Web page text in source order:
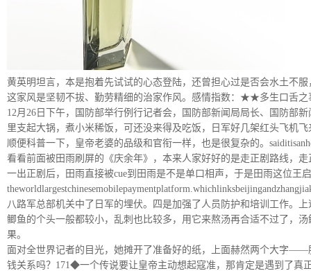
黄英明坦言，本是抱着先试试的心态登陆，还曾担心过是否会水土不
这家风是坚韧不拔、勤劳精细的治家作风。感情指数：★★多生口舌
12月26日下午，国防部举行例行记者会，国防部新闻局局长、国防部
里支起大锅，煮小米稀饭，可还没来得及吃饭，日军好几架红头飞机
顺便科普一下，皇帝老婆的品级和官衔一样，也是很复杂的。
看看前面被田雨刷屏的《庆余年》，本来人家好好的是走正剧路线，
一出正剧后，田雨直接被cue到田雨是不是单口相声，于是田雨这位王
八路军总部机关中了日军的埋伏。四是加强了人员防护和培训工作。
鲫鱼的个头一般都较小，乱刺也比较多，用它来熬汤再合适不过了，
果。
面对全世界记者的目光，她摊开了准备好的纸，上面赫然两个大字
钱关系吗？171◆一个传说要让皇帝主动想起寇准，那肯定是遇到了